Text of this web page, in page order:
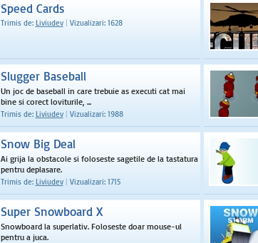
Speed Cards
Trimis de: Liviudev Vizualizari: 1628
Slugger Baseball
Un joc de baseball in care trebuie as executi cat mai
bine si corect loviturile, ...
Trimis de: Liviudev Vizualizari: 1988
Snow Big Deal
Ai grija la obstacole si foloseste sagetile de la tastatura
pentru deplasare.
Trimis de: Liviudev Vizualizari: 1715
Super Snowboard X
Snowboard la superlativ. Foloseste doar mouse-ul
pentru a juca.